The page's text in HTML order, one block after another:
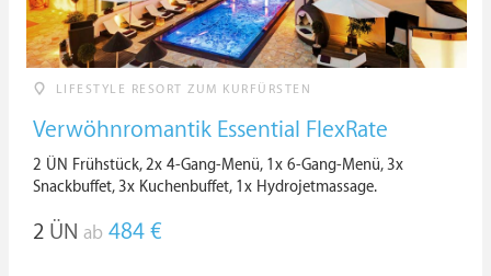
LIFESTYLE RESORT ZUM KURFÜRSTEN
Verwöhnromantik Essential FlexRate
2 ÜN Frühstück, 2x 4-Gang-Menü, 1x 6-Gang-Menü, 3x
Snackbuffet, 3x Kuchenbuffet, 1x Hydrojetmassage.
2 ÜN ab 484 €